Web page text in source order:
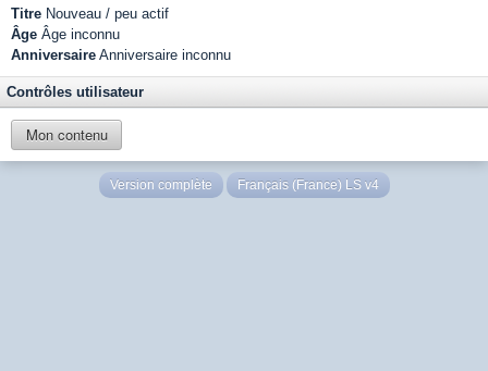
Titre Nouveau / peu actif
Âge Âge inconnu
Anniversaire Anniversaire inconnu
Contrôles utilisateur
Mon contenu
Version complète Français (France) LS v4